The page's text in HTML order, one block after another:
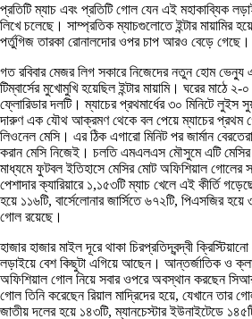
প্রতিটি ম্যাচ এবং প্রতিটি গোল যেন এই মহাকাব্যিক
লিখে চলেছে। সাম্প্রতিক ম্যাচগুলোতে ইন্টার মায়ামির
পর্তুগিজ তারকা রোনালদোর ওপর চাপ আরও বেড়ে গেছে।
গত রবিবার মেজর লিগ সকারে নিজেদের নতুন হোম ভেন্যু
টিম্বার্সের মুখোমুখি হয়েছিল ইন্টার মায়ামি। ঘরের মাঠে
ফ্লোরিডার দলটি। ম্যাচের প্রথমার্ধের ৩০ মিনিটে লুইস
দারুণ এক যৌথ আক্রমণ থেকে বল পেয়ে ম্যাচের প্রথম
লিওনেল মেসি। এর ঠিক এগারো মিনিট পর জার্মান
করান মেসি নিজেই। চলতি এমএলএস মৌসুমে এটি
মাধ্যমে ফুটবল ইতিহাসে মেসির মোট অফিশিয়াল গোলের
পেশাদার ক্যারিয়ারে ১,১৫৩টি ম্যাচ খেলে এই কীর্তি
হয়ে ১১৬টি, বার্সেলোনার জার্সিতে ৬৭২টি, পিএসজির হয়ে
গোল রয়েছে।
হাজার হাজার মাইল দূরে থাকা চিরপ্রতিদ্বন্দ্বী
লড়াইয়ে বেশ কিছুটা এগিয়ে আছেন। আন্তর্জাতিক ও
অফিশিয়াল গোল নিয়ে সবার ওপরে অবস্থান করছেন
গোল তিনি করেছেন রিয়াল মাদ্রিদের হয়ে, যেখানে তার
জাতীয় দলের হয়ে ১৪৩টি, ম্যানচেস্টার ইউনাইটেডে